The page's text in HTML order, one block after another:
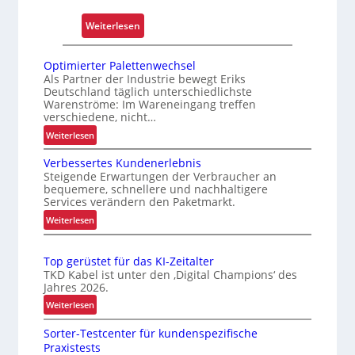
ä
s
s
i
g
k
e
t
u
n
d
e
r
i
b
s
Weiterlesen:
E
t
r
e
m
i
t
z
e
g
t
h
w
Optimierter Palettenwechsel
Als Partner der Industrie bewegt Eriks
Deutschland täglich unterschiedlichste
Warenströme: Im Wareneingang treffen
verschiedene, nicht…
Weiterlesen:
O
p
t
i
m
i
e
t
e
r
P
a
l
Verbessertes Kundenerlebnis
Steigende Erwartungen der Verbraucher an
bequemere, schnellere und nachhaltigere
Services verändern den Paketmarkt.
Weiterlesen:
V
r
b
e
s
e
Top gerüstet für das KI-Zeitalter
TKD Kabel ist unter den ‚Digital Champions‘ des
Jahres 2026.
Weiterlesen:
T
o
p
Sorter-Testcenter für kundenspezifische
Praxistests